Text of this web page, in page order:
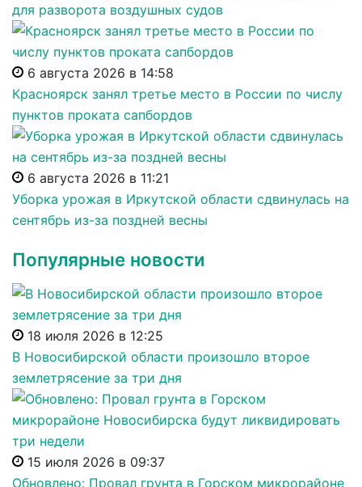
для разворота воздушных судов
6 августа 2026 в 14:58
Красноярск занял третье место в России по числу
пунктов проката сапбордов
6 августа 2026 в 11:21
Уборка урожая в Иркутской области сдвинулась на
сентябрь из-за поздней весны
Популярные новости
18 июля 2026 в 12:25
В Новосибирской области произошло второе
землетрясение за три дня
15 июля 2026 в 09:37
Обновлено: Провал грунта в Горском микрорайоне